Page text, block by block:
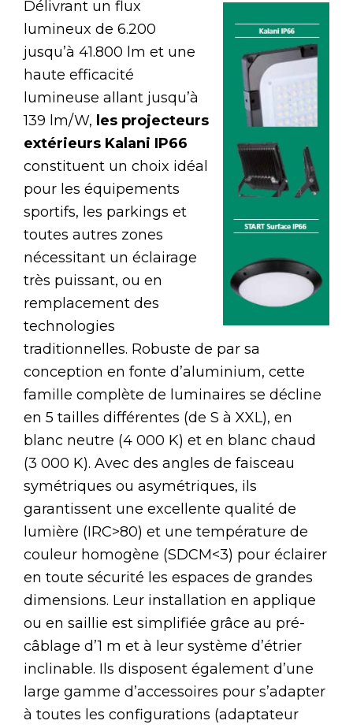
Délivrant un flux
lumineux de 6.200
jusqu’à 41.800 lm et une
haute efficacité
lumineuse allant jusqu’à
139 lm/W, les projecteurs
extérieurs Kalani IP66
constituent un choix idéal
pour les équipements
sportifs, les parkings et
toutes autres zones
nécessitant un éclairage
très puissant, ou en
remplacement des
technologies
traditionnelles. Robuste de par sa
conception en fonte d’aluminium, cette
famille complète de luminaires se décline
en 5 tailles différentes (de S à XXL), en
blanc neutre (4 000 K) et en blanc chaud
(3 000 K). Avec des angles de faisceau
symétriques ou asymétriques, ils
garantissent une excellente qualité de
lumière (IRC>80) et une température de
couleur homogène (SDCM<3) pour éclairer
en toute sécurité les espaces de grandes
dimensions. Leur installation en applique
ou en saillie est simplifiée grâce au pré-
câblage d’1 m et à leur système d’étrier
inclinable. Ils disposent également d’une
large gamme d’accessoires pour s’adapter
à toutes les configurations (adaptateur